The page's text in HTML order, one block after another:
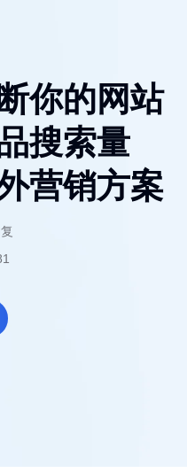
你的网站
搜索量
营销方案